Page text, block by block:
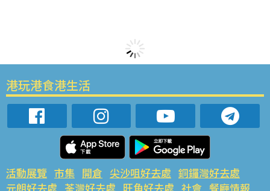
港玩港食港生活
活動展覽 市集 開倉 尖沙咀好去處 銅鑼灣好去處
元朗好去處 荃灣好去處 旺角好去處 社會 餐廳情報